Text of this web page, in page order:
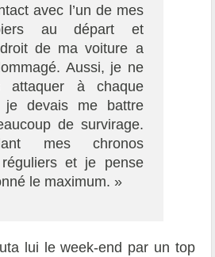
avec l’un de mes
au départ et
droit de ma voiture a
Aussi, je ne
attaquer à chaque
devais me battre
de survirage.
mes chronos
et je pense
le maximum. »
lui le week-end par un top